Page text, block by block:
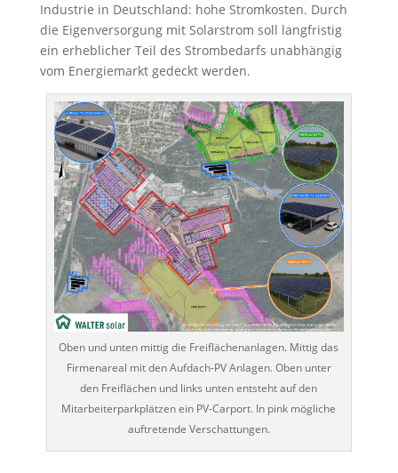
Industrie in Deutschland: hohe Stromkosten. Durch
die Eigenversorgung mit Solarstrom soll langfristig
ein erheblicher Teil des Strombedarfs unabhängig
vom Energiemarkt gedeckt werden.
Oben und unten mittig die Freiflächenanlagen. Mittig das
Firmenareal mit den Aufdach-PV Anlagen. Oben unter
den Freiflächen und links unten entsteht auf den
Mitarbeiterparkplätzen ein PV-Carport. In pink mögliche
auftretende Verschattungen.